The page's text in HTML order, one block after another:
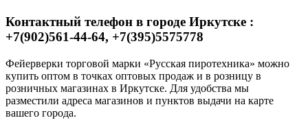
Контактный телефон в городе Иркутске :
+7(902)561-44-64, +7(395)5575778
Фейерверки торговой марки «Русская пиротехника» можно
купить оптом в точках оптовых продаж и в розницу в
розничных магазинах в Иркутске. Для удобства мы
разместили адреса магазинов и пунктов выдачи на карте
вашего города.